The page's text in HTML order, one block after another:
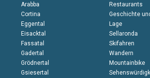
Arabba
Cortina
Eggental
Eisacktal
Fassatal
Gadertal
Grödnertal
Gsiesertal
Restaurants
Geschichte
Lage
Sellaronda
Skifahren
Wandern
Mountainbike